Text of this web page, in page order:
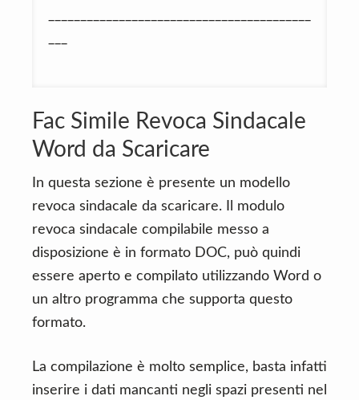
Fac Simile Revoca Sindacale
Word da Scaricare
In questa sezione è presente un modello
revoca sindacale da scaricare. Il modulo
revoca sindacale compilabile messo a
disposizione è in formato DOC, può quindi
essere aperto e compilato utilizzando Word o
un altro programma che supporta questo
formato.
La compilazione è molto semplice, basta infatti
inserire i dati mancanti negli spazi presenti nel